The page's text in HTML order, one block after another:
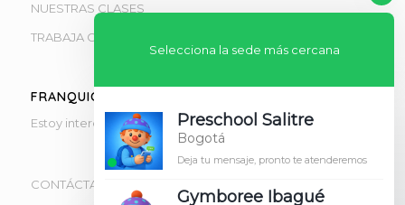
NUESTRAS CLASES
TRABAJA CON NOSOTROS
FRANQUICIAS
Estoy interesado en obtener información de franquicias
CONTÁCTANOS
Selecciona la sede más cercana
Preschool Salitre
Bogotá
Deja tu mensaje, pronto te atenderemos
Gymboree Ibagué